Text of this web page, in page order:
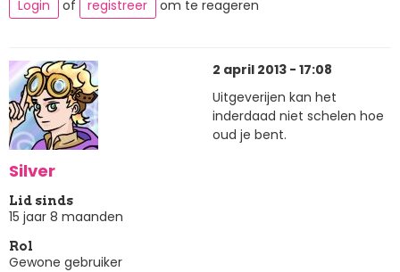
Login
of registreer om te reageren
Silver
Lid sinds
15 jaar 8 maanden
Rol
Gewone gebruiker
2 april 2013 - 17:08
Uitgeverijen kan het
inderdaad niet schelen hoe
oud je bent.